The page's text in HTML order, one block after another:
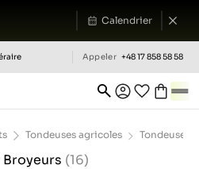
Calendrier
Appeler +48 17 858 58 58
Tondeuses agricoles Tondeuses
(16)